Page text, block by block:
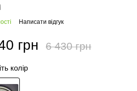
Написати відгук
грн 6 430 грн
колір